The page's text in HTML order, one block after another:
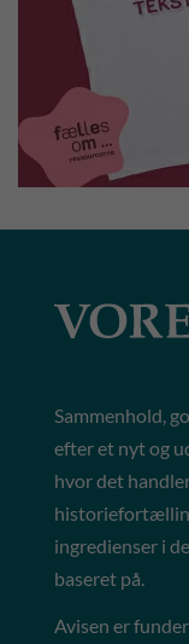
Sammenhold,
efter et nyt og
hvor det
ingredienser i
baseret på.
Avisen er